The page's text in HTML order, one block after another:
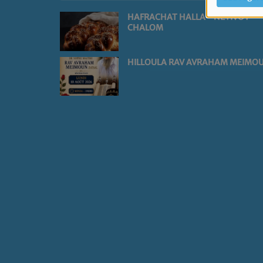
HAFRACHAT HALLA - NETIVOT
CHALOM
HILLOULA RAV AVRAHAM